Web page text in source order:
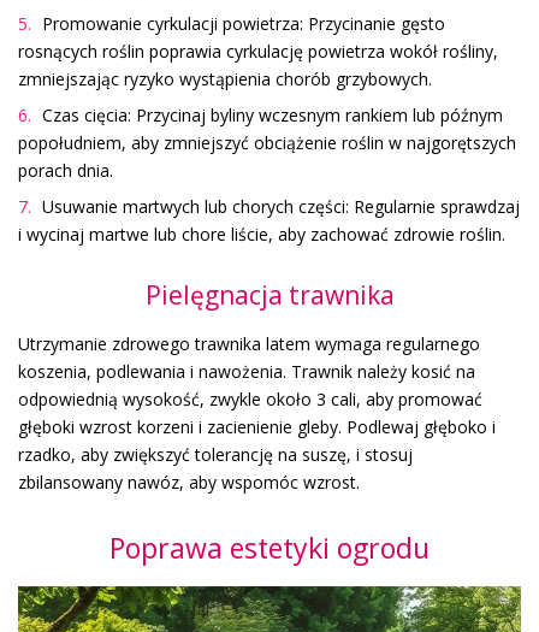
Promowanie cyrkulacji powietrza: Przycinanie gęsto
rosnących roślin poprawia cyrkulację powietrza wokół rośliny,
zmniejszając ryzyko wystąpienia chorób grzybowych.
Czas cięcia: Przycinaj byliny wczesnym rankiem lub późnym
popołudniem, aby zmniejszyć obciążenie roślin w najgorętszych
porach dnia.
Usuwanie martwych lub chorych części: Regularnie sprawdzaj
i wycinaj martwe lub chore liście, aby zachować zdrowie roślin.
Pielęgnacja trawnika
Utrzymanie zdrowego trawnika latem wymaga regularnego
koszenia, podlewania i nawożenia. Trawnik należy kosić na
odpowiednią wysokość, zwykle około 3 cali, aby promować
głęboki wzrost korzeni i zacienienie gleby. Podlewaj głęboko i
rzadko, aby zwiększyć tolerancję na suszę, i stosuj
zbilansowany nawóz, aby wspomóc wzrost.
Poprawa estetyki ogrodu